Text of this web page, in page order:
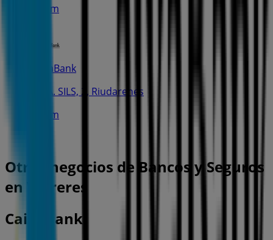
5.7 km
CaixaBank
CTRA. SILS, 2, Riudarenes
6.4 km
Otros negocios de Bancos y Seguros
en Vidreres
CaixaBank